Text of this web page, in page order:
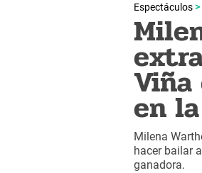
Espectáculos
en
Milena
hacer bailar
ganadora.